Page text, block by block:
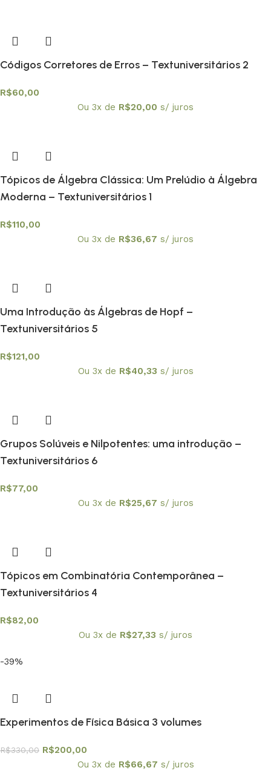
Códigos Corretores de Erros – Textuniversitários 2
R$60,00
Ou 3x de R$20,00 s/ juros
Tópicos de Álgebra Clássica: Um Prelúdio à Álgebra
Moderna – Textuniversitários 1
R$110,00
Ou 3x de R$36,67 s/ juros
Uma Introdução às Álgebras de Hopf –
Textuniversitários 5
R$121,00
Ou 3x de R$40,33 s/ juros
Grupos Solúveis e Nilpotentes: uma introdução –
Textuniversitários 6
R$77,00
Ou 3x de R$25,67 s/ juros
Tópicos em Combinatória Contemporânea –
Textuniversitários 4
R$82,00
Ou 3x de R$27,33 s/ juros
-39%
Experimentos de Física Básica 3 volumes
R$330,00 R$200,00
Ou 3x de R$66,67 s/ juros